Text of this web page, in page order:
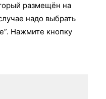
размещён на
надо выбрать
Нажмите кнопку